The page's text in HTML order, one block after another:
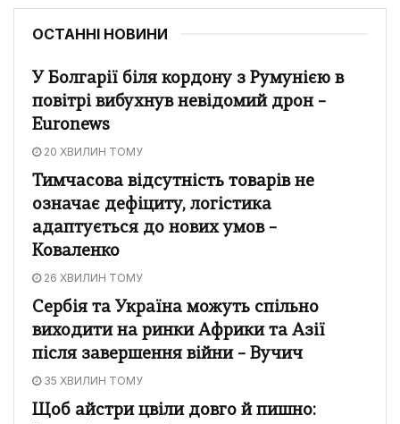
ОСТАННІ НОВИНИ
У Болгарії біля кордону з Румунією в
повітрі вибухнув невідомий дрон –
Euronews
20 ХВИЛИН ТОМУ
Тимчасова відсутність товарів не
означає дефіциту, логістика
адаптується до нових умов –
Коваленко
26 ХВИЛИН ТОМУ
Сербія та Україна можуть спільно
виходити на ринки Африки та Азії
після завершення війни – Вучич
35 ХВИЛИН ТОМУ
Щоб айстри цвіли довго й пишно: